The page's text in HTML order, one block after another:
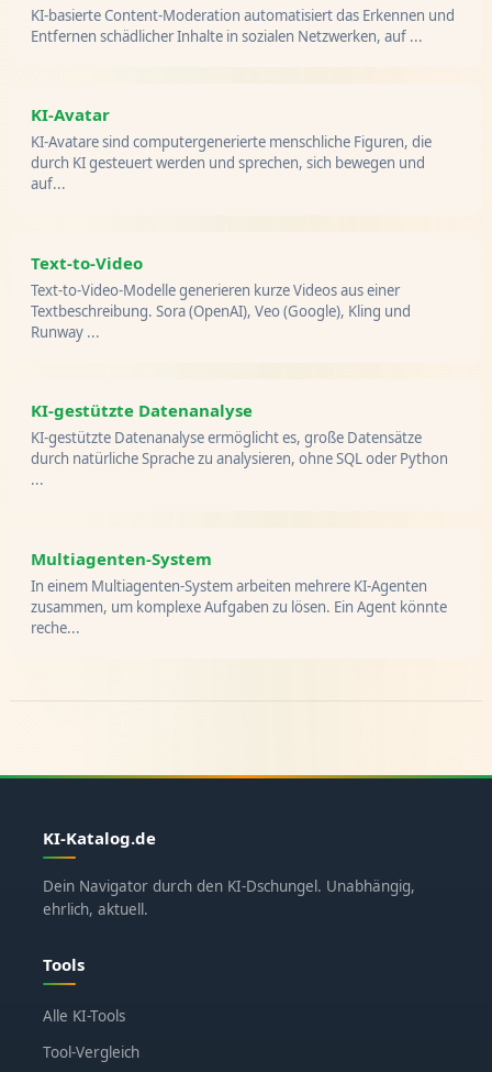
KI-basierte Content-Moderation automatisiert das Erkennen und
Entfernen schädlicher Inhalte in sozialen Netzwerken, auf ...
KI-Avatar
KI-Avatare sind computergenerierte menschliche Figuren, die
durch KI gesteuert werden und sprechen, sich bewegen und
auf...
Text-to-Video
Text-to-Video-Modelle generieren kurze Videos aus einer
Textbeschreibung. Sora (OpenAI), Veo (Google), Kling und
Runway ...
KI-gestützte Datenanalyse
KI-gestützte Datenanalyse ermöglicht es, große Datensätze
durch natürliche Sprache zu analysieren, ohne SQL oder Python
...
Multiagenten-System
In einem Multiagenten-System arbeiten mehrere KI-Agenten
zusammen, um komplexe Aufgaben zu lösen. Ein Agent könnte
reche...
KI-Katalog.de
Dein Navigator durch den KI-Dschungel. Unabhängig,
ehrlich, aktuell.
Tools
Alle KI-Tools
Tool-Vergleich